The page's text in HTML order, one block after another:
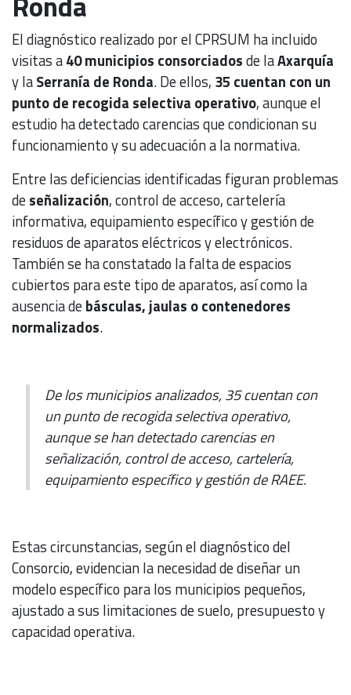
El diagnóstico realizado por el CPRSUM ha incluido
visitas a40 municipios consorciadosde laAxarquía
y laSerranía de Ronda. De ellos, 35 cuentan con un
punto de recogida selectiva operativo, aunque el
estudio ha detectado carencias que condicionan su
funcionamiento y su adecuación a la normativa.
Entre las deficiencias identificadas figuran problemas
deseñalización, control de acceso, cartelería
informativa, equipamiento específico y gestión de
residuos de aparatos eléctricos y electrónicos.
También se ha constatado la falta de espacios
cubiertos para este tipo de aparatos, así como la
ausencia debásculas, jaulas o contenedores
normalizados.
De los municipios analizados, 35 cuentan con
un punto de recogida selectiva operativo,
aunque se han detectado carencias en
señalización, control de acceso, cartelería,
equipamiento específico y gestión de RAEE.
Estas circunstancias, según el diagnóstico del
Consorcio, evidencian la necesidad de diseñar un
modelo específico para los municipios pequeños,
ajustado a sus limitaciones de suelo, presupuesto y
capacidad operativa.